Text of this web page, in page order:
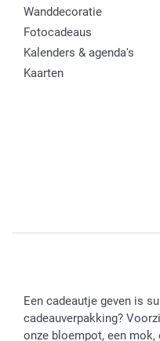
Wanddecoratie
Fotocadeaus
Kalenders & agenda's
Kaarten
Een cadeautje geven is
cadeauverpakking?
onze bloempot, een mok,